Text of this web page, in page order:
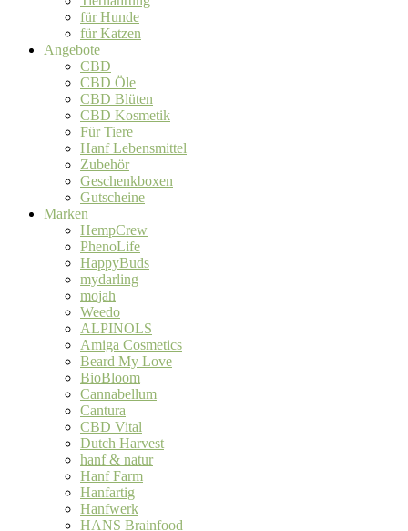
für Hunde
für Katzen
Angebote
CBD
CBD Öle
CBD Blüten
CBD Kosmetik
Für Tiere
Hanf Lebensmittel
Zubehör
Geschenkboxen
Gutscheine
Marken
HempCrew
PhenoLife
HappyBuds
mydarling
mojah
Weedo
ALPINOLS
Amiga Cosmetics
Beard My Love
BioBloom
Cannabellum
Cantura
CBD Vital
Dutch Harvest
hanf & natur
Hanf Farm
Hanfartig
Hanfwerk
HANS Brainfood